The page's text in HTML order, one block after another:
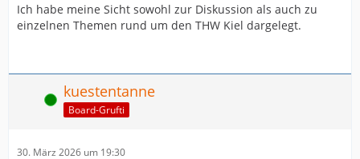
Ich habe meine Sicht sowohl zur Diskussion als auch zu
einzelnen Themen rund um den THW Kiel dargelegt.
Online kuestentanne
Board-Grufti
30. März 2026 um 19:30